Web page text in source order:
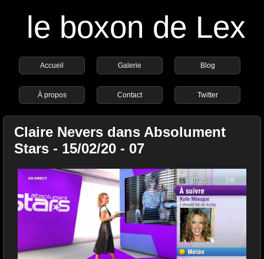
le boxon de Lex
Accueil Galerie Blog
À propos Contact Twitter
Claire Nevers dans Absolument
Stars - 15/02/20 - 07